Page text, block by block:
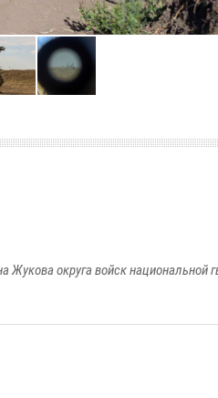
Жукова округа войск национальной